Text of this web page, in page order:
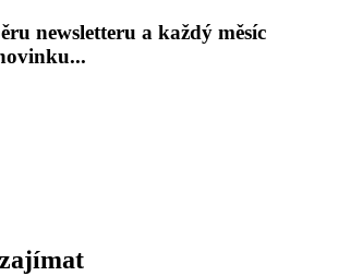
newsletteru a každý měsíc